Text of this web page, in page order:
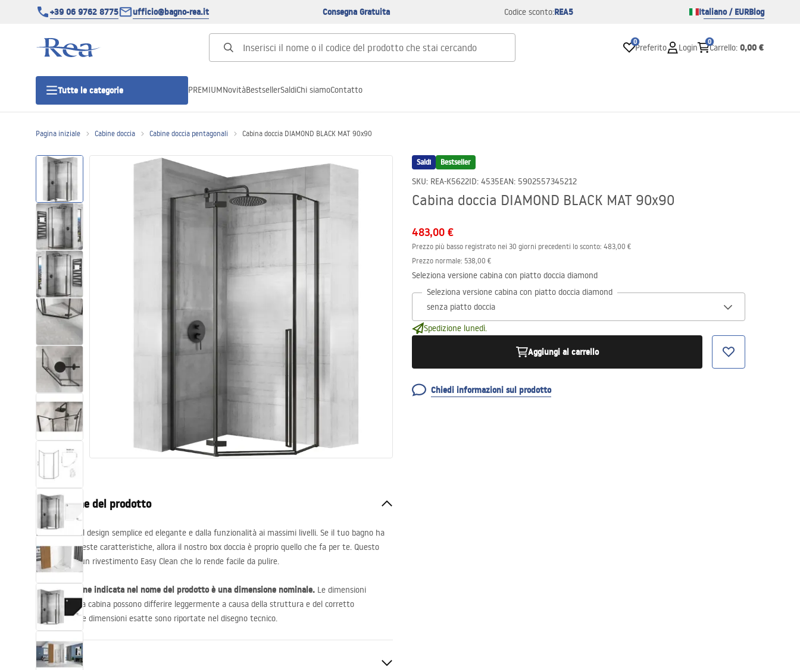
+39 06 9762 8775 ufficio@bagno-rea.it Consegna Gratuita Codice sconto:REA5 Italiano / EURBlog
0
Preferito Login
0
Carrello: 0,00 €
Tutte le categorie
Porte doccia
Piatti doccia da bagno
Canaline di scarico
Set di vaso WC e bidet
Lavabi
Vasche da bagno e schermi vasca
Rubinetti da bagno
Set doccia
Cucina
PREMIUMNovitàBestsellerSaldiChi siamoContatto
Pagina iniziale Cabine doccia Cabine doccia pentagonali Cabina doccia DIAMOND BLACK MAT 90x90
Saldi Bestseller
SKU: REA-K5622ID: 4535EAN: 5902557345212
Cabina doccia DIAMOND BLACK MAT 90x90
483,00 €
Prezzo più basso registrato nei 30 giorni precedenti lo sconto: 483,00 €
Prezzo normale: 538,00 €
Seleziona versione cabina con piatto doccia diamond
Seleziona versione cabina con piatto doccia diamond
Spedizione lunedì.
Aggiungi al carrello
Chiedi informazioni sul prodotto
Descrizione del prodotto
Box doccia dal design semplice ed elegante e dalla funzionalità ai massimi livelli. Se il tuo bagno ha
bisogno di queste caratteristiche, allora il nostro box doccia è proprio quello che fa per te. Questo
prodotto ha un rivestimento Easy Clean che lo rende facile da pulire.
❗La dimensione indicata nel nome del prodotto è una dimensione nominale. Le dimensioni
effettive della cabina possono differire leggermente a causa della struttura e del corretto
montaggio. Le dimensioni esatte sono riportate nel disegno tecnico.
Proprietà